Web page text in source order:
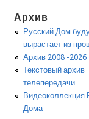
Архив
Русский Дом
вырастает из
Архив 2008 -2026
Текстовый архив
телепередачи
Видеоколлекция
Дома